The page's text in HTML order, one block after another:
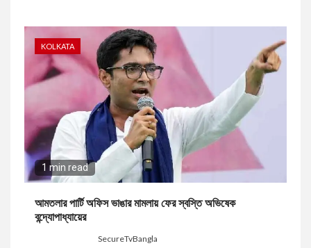
KOLKATA
1 min read
আমতলার পার্টি অফিস ভাঙার মামলায় ফের স্বস্তি অভিষেক
বন্দ্যোপাধ্যায়ের
SecureTvBangla